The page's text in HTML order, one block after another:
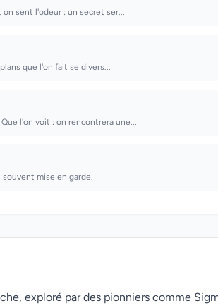
sent l'odeur : un secret ser...
que l'on fait se divers...
l'on voit : on rencontrera une...
mise en garde.
exploré par des pionniers comme